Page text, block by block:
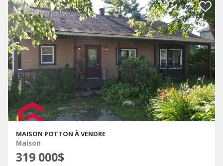
MAISON POTTON À VENDRE
Maison
319 000$